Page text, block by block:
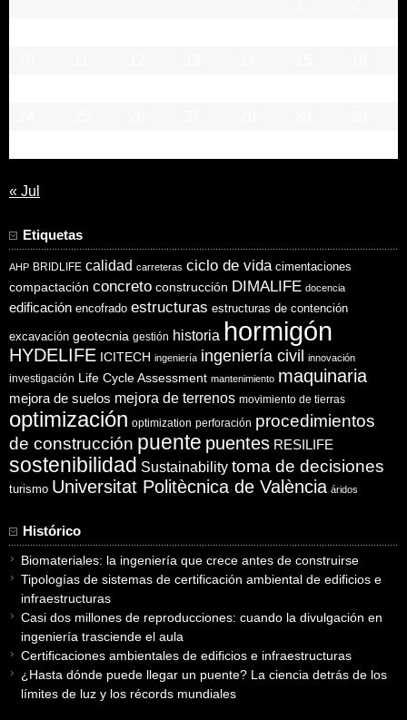
« Jul
Etiquetas
AHP BRIDLIFE calidad carreteras ciclo de vida cimentaciones
compactación concreto construcción DIMALIFE docencia
edificación encofrado estructuras estructuras de contención
excavación geotecnia gestión historia hormigón
HYDELIFE ICITECH ingeniería ingeniería civil innovación
investigación Life Cycle Assessment mantenimiento maquinaria
mejora de suelos mejora de terrenos movimiento de tierras
optimización optimization perforación procedimientos
de construcción puente puentes RESILIFE
sostenibilidad Sustainability toma de decisiones
turismo Universitat Politècnica de València áridos
Histórico
Biomateriales: la ingeniería que crece antes de construirse
Tipologías de sistemas de certificación ambiental de edificios e
infraestructuras
Casi dos millones de reproducciones: cuando la divulgación en
ingeniería trasciende el aula
Certificaciones ambientales de edificios e infraestructuras
¿Hasta dónde puede llegar un puente? La ciencia detrás de los
límites de luz y los récords mundiales